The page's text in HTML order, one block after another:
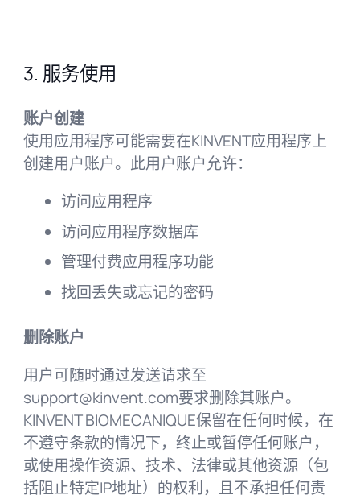
3. 服务使用
账户创建
使用应用程序可能需要在KINVENT应用程序上
创建用户账户。此用户账户允许：
访问应用程序
访问应用程序数据库
管理付费应用程序功能
找回丢失或忘记的密码
删除账户
用户可随时通过发送请求至
support@kinvent.com要求删除其账户。
KINVENT BIOMECANIQUE保留在任何时候，在
不遵守条款的情况下，终止或暂停任何账户，
或使用操作资源、技术、法律或其他资源（包
括阻止特定IP地址）的权利，且不承担任何责